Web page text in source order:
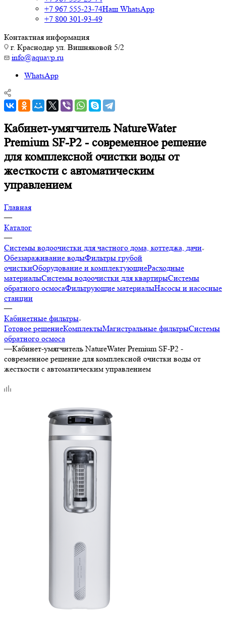
+7 967 555-23-74Наш WhatsApp
+7 800 301-93-49
Контактная информация
г. Краснодар ул. Вишняковой 5/2
info@aquavp.ru
WhatsApp
Кабинет-умягчитель NatureWater
Premium SF-P2 - современное решение
для комплексной очистки воды от
жесткости с автоматическим
управлением
Главная
—
Каталог
—
Системы водоочистки для частного дома, коттеджа, дачи
Обеззараживание водыФильтры грубой
очисткиОборудование и комплектующиеРасходные
материалыСистемы водоочистки для квартирыСистемы
обратного осмосаФильтрующие материалыНасосы и насосные
станции
—
Кабинетные фильтры
Готовое решениеКомплектыМагистральные фильтрыСистемы
обратного осмоса
—Кабинет-умягчитель NatureWater Premium SF-P2 -
современное решение для комплексной очистки воды от
жесткости с автоматическим управлением